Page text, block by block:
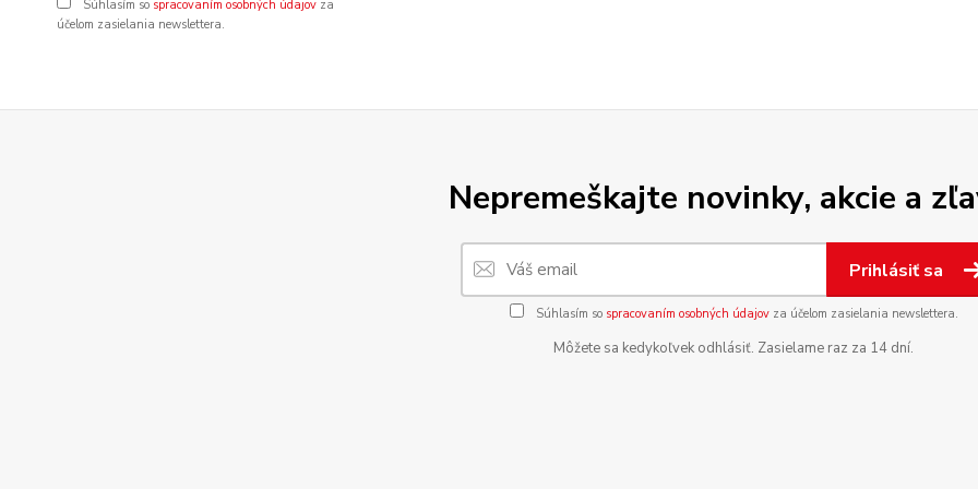
Súhlasím so spracovaním osobných údajov za
účelom zasielania newslettera.
Nepremeškajte novinky, akcie a
Prihlásiť sa
Súhlasím so spracovaním osobných údajovza účelom zasielania newslettera.
Môžete sa kedykoľvek odhlásiť. Zasielame raz za 14 dní.